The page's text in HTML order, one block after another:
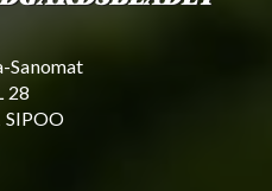
Sanomat
28